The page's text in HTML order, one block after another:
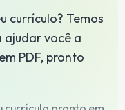
currículo? Temos
você a
PDF, pronto